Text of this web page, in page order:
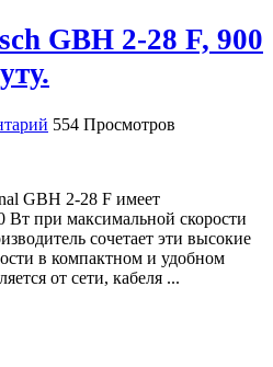
GBH 2-28 F, 900
554 Просмотров
GBH 2-28 F имеет
при максимальной скорости
сочетает эти высокие
в компактном и удобном
от сети, кабеля ...